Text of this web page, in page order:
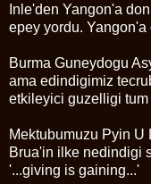
Inle'den Yangon'a
epey yordu.
Burma Guneydogu
ama edindigimiz
etkileyici guzelligi
Mektubumuzu Pyin
Brua'in ilke nedindigi
'...giving is gaining...'